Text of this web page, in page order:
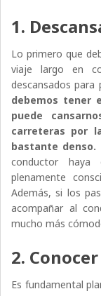
1.
Lo primero que
viaje largo en
descansados para
debemos tener
puede
carreteras por
bastante denso.
conductor haya
plenamente
Además, si los
acompañar al
mucho más
2.
Es fundamental